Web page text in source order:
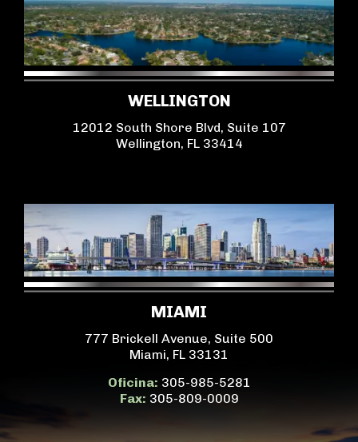
WELLINGTON
12012 South Shore Blvd, Suite 107
Wellington, FL 33414
MIAMI
777 Brickell Avenue, Suite 500
Miami, FL 33131
Oficina: 305-985-5281
Fax: 305-809-0009